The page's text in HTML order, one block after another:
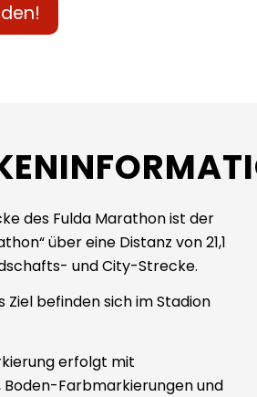
des Fulda Marathon ist der
über eine Distanz von 21,1
und City-Strecke.
Ziel befinden sich im Stadion
erfolgt mit
Boden-Farbmarkierungen und